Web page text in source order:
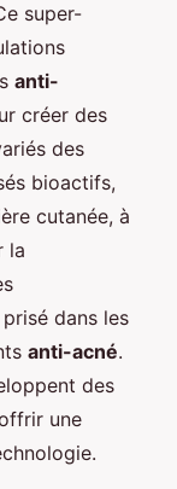
super-
anti-
créer des
des
bioactifs,
cutanée, à
la
dans les
anti-acné.
des
une